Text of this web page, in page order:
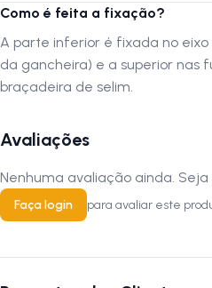
Autenticação de
A montagem deve ser realizada em
NA PISTA não se responsabiliza por
escadas ou transporte por guinchos
dimensões do produto e certifique-
fabricante, se seus componentes e
FAQ —
Como é feita a fixação?
A parte inferior é fixada no
da gancheira) e a superior nas
braçadeira de selim.
Avaliações
Nenhuma avaliação ainda. Seja
Faça login para avaliar este